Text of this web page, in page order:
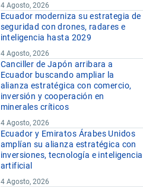
4 Agosto, 2026
Ecuador moderniza su estrategia de
seguridad con drones, radares e
inteligencia hasta 2029
4 Agosto, 2026
Canciller de Japón arribara a
Ecuador buscando ampliar la
alianza estratégica con comercio,
inversión y cooperación en
minerales críticos
4 Agosto, 2026
Ecuador y Emiratos Árabes Unidos
amplían su alianza estratégica con
inversiones, tecnología e inteligencia
artificial
4 Agosto, 2026